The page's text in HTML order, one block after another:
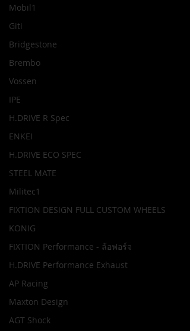
Mobil1
Giti
Bridgestone
Brembo
Vossen
IPE
H.DRIVE R Spec
ENKEI
H.DRIVE ECO SPEC
STEEL MATE
Militec1
FIXTION DESIGN FULL CUSTOM WHEELS
KONIG
FIXTION Performance - ล้อฟอร์จ
H.DRIVE Performance Exhaust
AP Racing
Maxton Design
AGT Shock